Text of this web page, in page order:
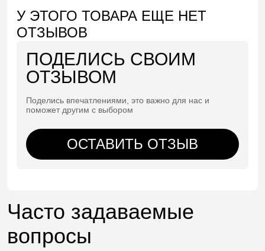
У ЭТОГО ТОВАРА ЕЩЕ НЕТ
ОТЗЫВОВ
ПОДЕЛИСЬ СВОИМ
ОТЗЫВОМ
Поделись впечатлениями, это важно для нас и
поможет другим с выбором
ОСТАВИТЬ ОТЗЫВ
Часто задаваемые
вопросы